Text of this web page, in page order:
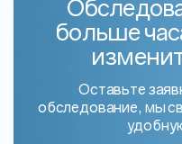
больше
Оставьте
обследование, мы